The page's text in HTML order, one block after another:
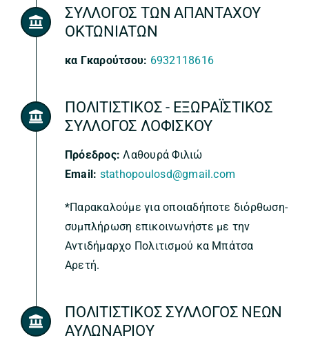
ΣΥΛΛΟΓΟΣ ΤΩΝ ΑΠΑΝΤΑΧΟΥ
ΟΚΤΩΝΙΑΤΩΝ
κα Γκαρούτσου: 6932118616
ΠΟΛΙΤΙΣΤΙΚΟΣ - ΕΞΩΡΑΪΣΤΙΚΟΣ
ΣΥΛΛΟΓΟΣ ΛΟΦΙΣΚΟΥ
Πρόεδρος: Λαθουρά Φιλιώ
Email: stathopoulosd@gmail.com
*Παρακαλούμε για οποιαδήποτε διόρθωση-
συμπλήρωση επικοινωνήστε με την
Αντιδήμαρχο Πολιτισμού κα Μπάτσα
Αρετή.
ΠΟΛΙΤΙΣΤΙΚΟΣ ΣΥΛΛΟΓΟΣ ΝΕΩΝ
ΑΥΛΩΝΑΡΙΟΥ